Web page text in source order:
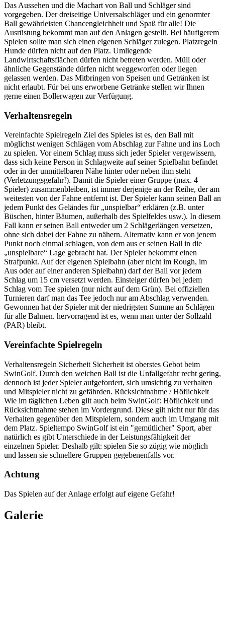
Das Aussehen und die Machart von Ball und Schläger sind
vorgegeben. Der dreiseitige Universalschläger und ein genormter
Ball gewährleisten Chancengleichheit und Spaß für alle! Die
Ausrüstung bekommt man auf den Anlagen gestellt. Bei häufigerem
Spielen sollte man sich einen eigenen Schläger zulegen. Platzregeln
Hunde dürfen nicht auf den Platz. Umliegende
Landwirtschaftsflächen dürfen nicht betreten werden. Müll oder
ähnliche Gegenstände dürfen nicht weggeworfen oder liegen
gelassen werden. Das Mitbringen von Speisen und Getränken ist
nicht erlaubt. Für bei uns erworbene Getränke stellen wir Ihnen
gerne einen Bollerwagen zur Verfügung.
Verhaltensregeln
Vereinfachte Spielregeln Ziel des Spieles ist es, den Ball mit
möglichst wenigen Schlägen vom Abschlag zur Fahne und ins Loch
zu spielen. Vor einem Schlag muss sich jeder Spieler vergewissern,
dass sich keine Person in Schlagweite auf seiner Spielbahn befindet
oder in der unmittelbaren Nähe hinter oder neben ihm steht
(Verletzungsgefahr!). Damit die Spieler einer Gruppe (max. 4
Spieler) zusammenbleiben, ist immer derjenige an der Reihe, der am
weitesten von der Fahne entfernt ist. Der Spieler kann seinen Ball an
jedem Punkt des Geländes für „unspielbar“ erklären (z.B. unter
Büschen, hinter Bäumen, außerhalb des Spielfeldes usw.). In diesem
Fall kann er seinen Ball entweder um 2 Schlägerlängen versetzen,
ohne sich dabei der Fahne zu nähern. Alternativ kann er von jenem
Punkt noch einmal schlagen, von dem aus er seinen Ball in die
„unspielbare“ Lage gebracht hat. Der Spieler bekommt einen
Strafpunkt. Auf der eigenen Spielbahn (aber nicht im Rough, im
Aus oder auf einer anderen Spielbahn) darf der Ball vor jedem
Schlag um 15 cm versetzt werden. Einsteiger dürfen bei jedem
Schlag vom Tee spielen (nur nicht auf dem Grün). Bei offiziellen
Turnieren darf man das Tee jedoch nur am Abschlag verwenden.
Gewonnen hat der Spieler mit der niedrigsten Summe an Schlägen
für alle Bahnen. hervorragend ist es, wenn man unter der Sollzahl
(PAR) bleibt.
Vereinfachte Spielregeln
Verhaltensregeln Sicherheit Sicherheit ist oberstes Gebot beim
SwinGolf. Durch den weichen Ball ist die Unfallgefahr recht gering,
dennoch ist jeder Spieler aufgefordert, sich umsichtig zu verhalten
und Mitspieler nicht zu gefährden. Rücksichtnahme / Höflichkeit
Wie im täglichen Leben gilt auch beim SwinGolf: Höflichkeit und
Rücksichtnahme stehen im Vordergrund. Diese gilt nicht nur für das
Verhalten gegenüber den Mitspielern, sondern auch im Umgang mit
dem Platz. Spieltempo SwinGolf ist ein "gemütlicher" Sport, aber
natürlich es gibt Unterschiede in der Leistungsfähigkeit der
einzelnen Spieler. Deshalb gilt: spielen Sie so zügig wie möglich
und lassen sie schnellere Gruppen gegebenenfalls vor.
Achtung
Das Spielen auf der Anlage erfolgt auf eigene Gefahr!
Galerie